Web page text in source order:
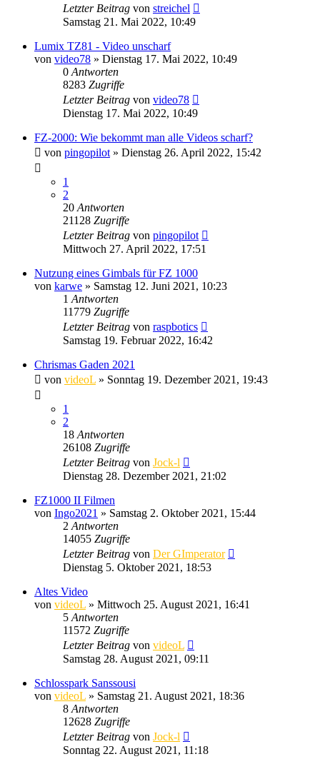
Letzter Beitrag von streichel
Samstag 21. Mai 2022, 10:49
Lumix TZ81 - Video unscharf
von video78 » Dienstag 17. Mai 2022, 10:49
0 Antworten
8283 Zugriffe
Letzter Beitrag von video78
Dienstag 17. Mai 2022, 10:49
FZ-2000: Wie bekommt man alle Videos scharf?
von pingopilot » Dienstag 26. April 2022, 15:42
1
2
20 Antworten
21128 Zugriffe
Letzter Beitrag von pingopilot
Mittwoch 27. April 2022, 17:51
Nutzung eines Gimbals für FZ 1000
von karwe » Samstag 12. Juni 2021, 10:23
1 Antworten
11779 Zugriffe
Letzter Beitrag von raspbotics
Samstag 19. Februar 2022, 16:42
Chrismas Gaden 2021
von videoL » Sonntag 19. Dezember 2021, 19:43
1
2
18 Antworten
26108 Zugriffe
Letzter Beitrag von Jock-l
Dienstag 28. Dezember 2021, 21:02
FZ1000 II Filmen
von Ingo2021 » Samstag 2. Oktober 2021, 15:44
2 Antworten
14055 Zugriffe
Letzter Beitrag von Der GImperator
Dienstag 5. Oktober 2021, 18:53
Altes Video
von videoL » Mittwoch 25. August 2021, 16:41
5 Antworten
11572 Zugriffe
Letzter Beitrag von videoL
Samstag 28. August 2021, 09:11
Schlosspark Sanssousi
von videoL » Samstag 21. August 2021, 18:36
8 Antworten
12628 Zugriffe
Letzter Beitrag von Jock-l
Sonntag 22. August 2021, 11:18